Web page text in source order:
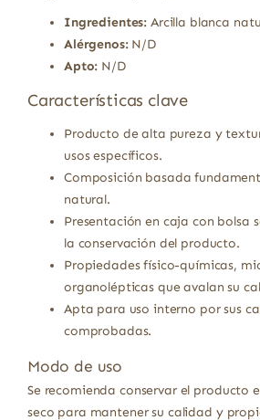
Ingredientes: Arcilla blanca
Alérgenos:N/D
Apto: N/D
Características clave
Producto de alta pureza y
usos específicos.
Composición basada
natural.
Presentación en caja con bolsa
la conservación del producto.
Propiedades físico-químicas,
organolépticas que avalan su
Apta para uso interno por sus
comprobadas.
Modo de uso
Se recomienda conservar el producto
seco para mantener su calidad y